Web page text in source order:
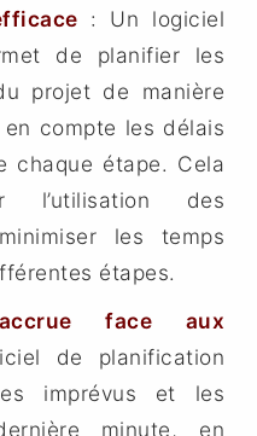
: Un logiciel
de planifier les
projet de manière
compte les délais
chaque étape. Cela
l’utilisation des
les temps
étapes.
face aux
de planification
imprévus et les
minute, en